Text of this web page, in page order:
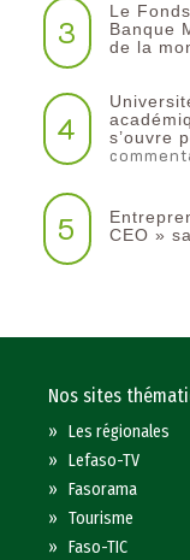
3
Le
Banque
de la
4
s’ouvre
5
CEO »
Nos sites
»Les régionales
»Lefaso-TV
»Fasorama
»Tourisme
»Faso-TIC